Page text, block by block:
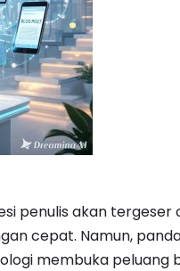
penulis akan
cepat. Namun,
membuka peluang